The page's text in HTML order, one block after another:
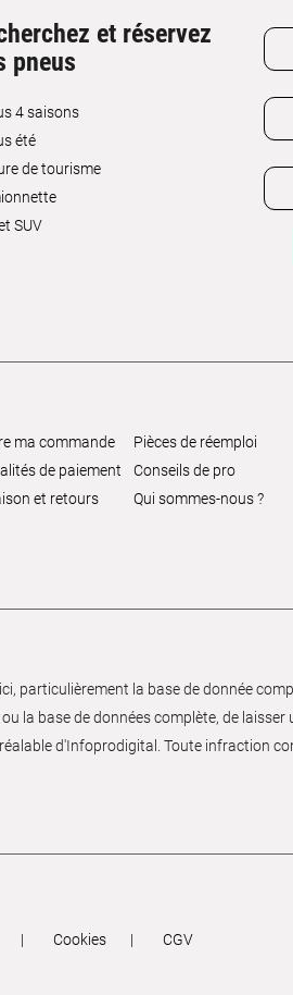
et réservez
pneus
4 saisons
été
de tourisme
SUV
ma commande
de paiement
et retours
Pièces de réemploi
Conseils de pro
Qui sommes-nous ?
particulièrement la base de donnée
la base de données complète, de
d'Infoprodigital. Toute infraction
Cookies CGV